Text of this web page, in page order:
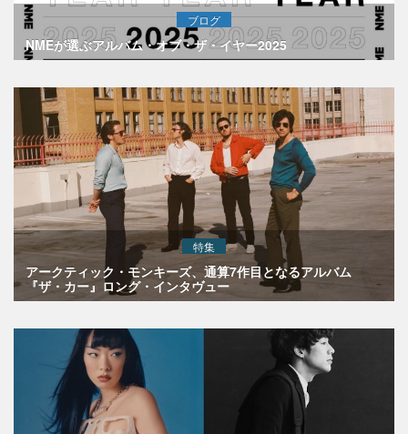
ブログ
NMEが選ぶアルバム・オブ・ザ・イヤー2025
特集
アークティック・モンキーズ、通算7作目となるアルバム
『ザ・カー』ロング・インタヴュー